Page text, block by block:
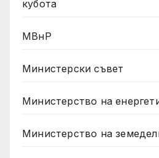
кубота
МВнР
Министерски съвет
Министерство на
Министерство на